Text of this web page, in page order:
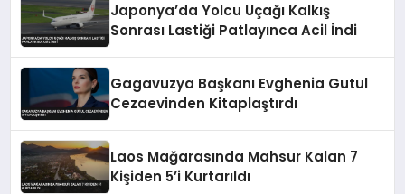
Japonya’da Yolcu Uçağı Kalkış
Sonrası Lastiği Patlayınca Acil İndi
Gagavuzya Başkanı Evghenia Gutul
Cezaevinden Kitaplaştırdı
Laos Mağarasında Mahsur Kalan 7
Kişiden 5’i Kurtarıldı